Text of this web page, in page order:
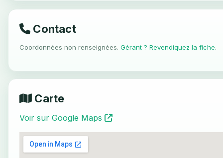
Contact
Coordonnées non renseignées. Gérant ? Revendiquez la fiche.
Carte
Voir sur Google Maps